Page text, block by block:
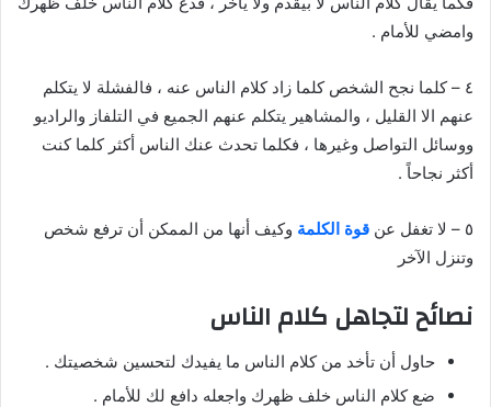
وامضي للأمام .
٤ – كلما نجح الشخص كلما زاد كلام الناس عنه ، فالفشلة لا يتكلم
عنهم الا القليل ، والمشاهير يتكلم عنهم الجميع في التلفاز والراديو
ووسائل التواصل وغيرها ، فكلما تحدث عنك الناس أكثر كلما كنت
أكثر نجاحاً .
٥ – لا تغفل عن قوة الكلمة وكيف أنها من الممكن أن ترفع شخص
وتنزل الآخر
نصائح لتجاهل كلام الناس
حاول أن تأخد من كلام الناس ما يفيدك لتحسين شخصيتك .
ضع كلام الناس خلف ظهرك واجعله دافع لك للأمام .